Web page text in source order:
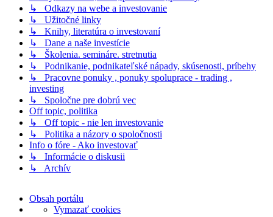
↳ Odkazy na webe a investovanie
↳ Užitočné linky
↳ Knihy, literatúra o investovaní
↳ Dane a naše investície
↳ Školenia. semináre. stretnutia
↳ Podnikanie, podnikateľské nápady, skúsenosti, príbehy
↳ Pracovne ponuky , ponuky spoluprace - trading ,
investing
↳ Spoločne pre dobrú vec
Off topic, politika
↳ Off topic - nie len investovanie
↳ Politika a názory o spoločnosti
Info o fóre - Ako investovať
↳ Informácie o diskusii
↳ Archív
Obsah portálu
Vymazať cookies